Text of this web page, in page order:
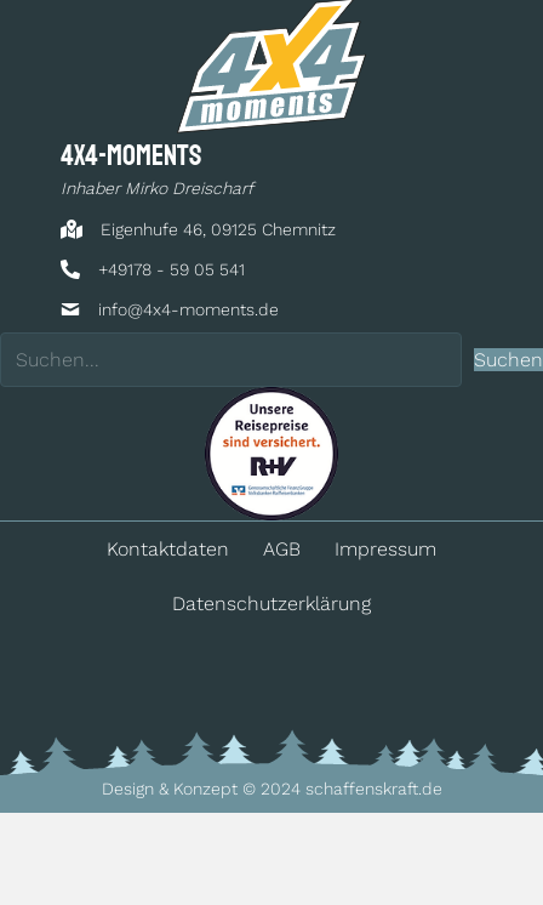
4x4-moments
Inhaber Mirko Dreischarf
Eigenhufe 46, 09125 Chemnitz
+49178 - 59 05 541
info@4x4-moments.de
Suchen
Kontakt­daten AGB Impressum
Datenschutz­erklärung
Design & Konzept © 2024 schaffenskraft.de